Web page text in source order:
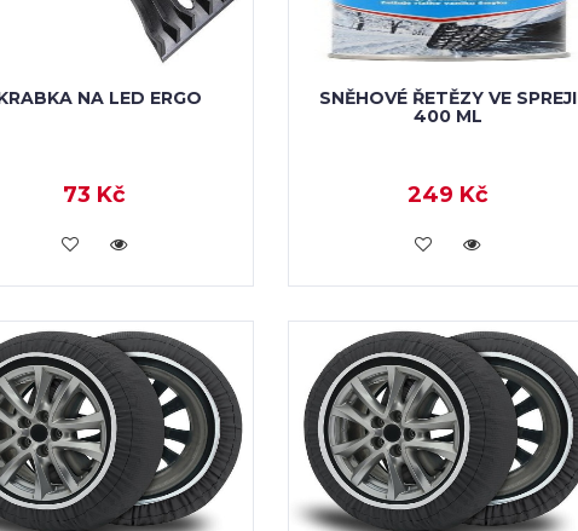
NA LED ERGO
73 Kč
VLOŽIT DO KOŠÍKU
SNĚHOVÉ ŘETĚZY VE SPREJI
400 ML
249 Kč
VLOŽIT DO KOŠÍKU